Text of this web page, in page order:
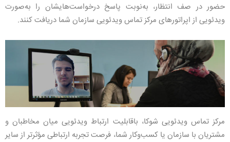
حضور در صف انتظار، به‌نوبت پاسخ درخواست‌هایشان را به‌صورت
ویدئویی از اپراتورهای مرکز تماس ویدئویی سازمان شما دریافت کنند.
مرکز تماس ویدئویی شوکا، باقابلیت ارتباط ویدئویی میان مخاطبان و
مشتریان با سازمان یا کسب‌وکار شما، فرصت تجربه ارتباطی مؤثرتر از سایر